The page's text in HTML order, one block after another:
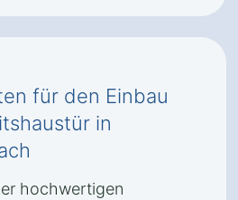
für den Einbau
in
hochwertigen